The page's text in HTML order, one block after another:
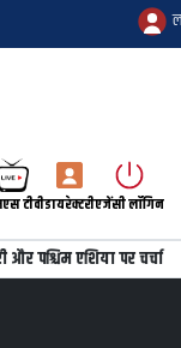
टीवीडायरेक्टरीएजेंसी लॉगिन
पश्चिम एशिया पर चर्चा